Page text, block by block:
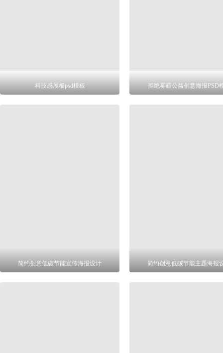
科技感展板psd模板 拒绝雾霾公益创意海报PSD
简约创意低碳节能宣传海报设计 简约创意低碳节能主题海报